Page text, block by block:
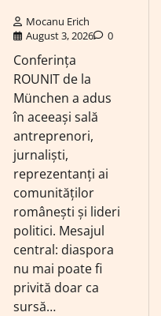
Mocanu Erich
August 3, 2026
0
Conferința
ROUNIT de la
München a adus
în aceeași sală
antreprenori,
jurnaliști,
reprezentanți ai
comunităților
românești și lideri
politici. Mesajul
central: diaspora
nu mai poate fi
privită doar ca
sursă…